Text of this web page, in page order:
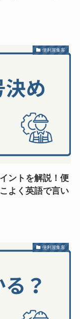
便利屋集客
ントを解説！便
よく英語で言い
便利屋集客